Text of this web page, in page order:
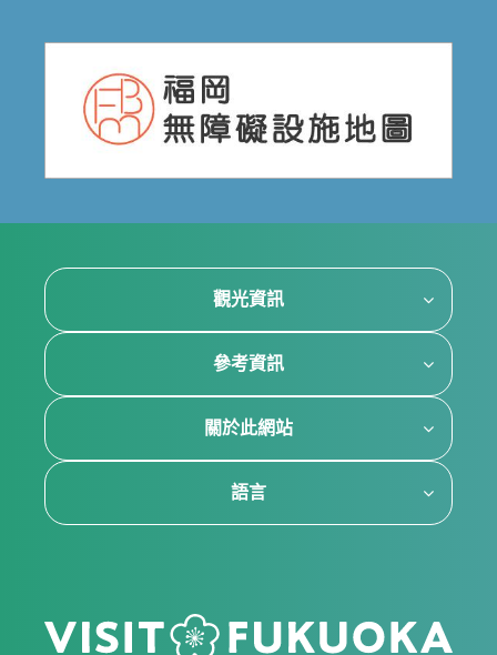
觀光資訊
參考資訊
關於此網站
語言